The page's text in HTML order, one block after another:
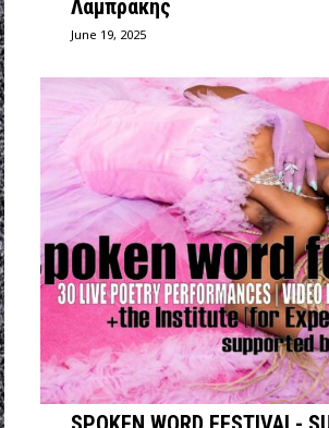
Λαμπράκης
June 19, 2025